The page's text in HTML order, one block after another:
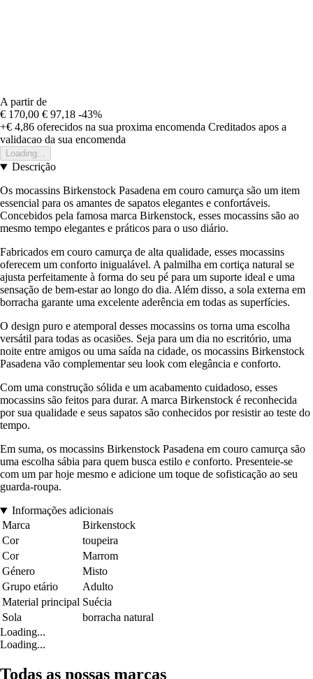
A partir de
€ 170,00 € 97,18 -43%
+€ 4,86 oferecidos na sua proxima encomenda Creditados apos a
validacao da sua encomenda
Loading...
Descrição
Os mocassins Birkenstock Pasadena em couro camurça são um item
essencial para os amantes de sapatos elegantes e confortáveis.
Concebidos pela famosa marca Birkenstock, esses mocassins são ao
mesmo tempo elegantes e práticos para o uso diário.
Fabricados em couro camurça de alta qualidade, esses mocassins
oferecem um conforto inigualável. A palmilha em cortiça natural se
ajusta perfeitamente à forma do seu pé para um suporte ideal e uma
sensação de bem-estar ao longo do dia. Além disso, a sola externa em
borracha garante uma excelente aderência em todas as superfícies.
O design puro e atemporal desses mocassins os torna uma escolha
versátil para todas as ocasiões. Seja para um dia no escritório, uma
noite entre amigos ou uma saída na cidade, os mocassins Birkenstock
Pasadena vão complementar seu look com elegância e conforto.
Com uma construção sólida e um acabamento cuidadoso, esses
mocassins são feitos para durar. A marca Birkenstock é reconhecida
por sua qualidade e seus sapatos são conhecidos por resistir ao teste do
tempo.
Em suma, os mocassins Birkenstock Pasadena em couro camurça são
uma escolha sábia para quem busca estilo e conforto. Presenteie-se
com um par hoje mesmo e adicione um toque de sofisticação ao seu
guarda-roupa.
Informações adicionais
Marca
Birkenstock
Cor
toupeira
Cor
Marrom
Género
Misto
Grupo etário
Adulto
Material principal Suécia
Sola
borracha natural
Loading...
Loading...
Todas as nossas marcas